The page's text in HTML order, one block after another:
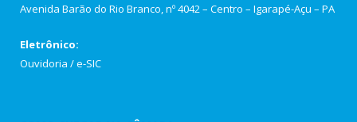
Avenida Barão do Rio Branco, nº 4042 – Centro – Igarapé-Açu – PA
Eletrônico:
Ouvidoria /e-SIC